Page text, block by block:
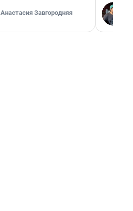
Анастасия Завгородняя